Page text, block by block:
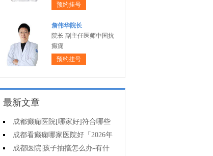
预约挂号
詹伟华院长
院长 副主任医师中国抗
癫痫
预约挂号
最新文章
成都癫痫医院[哪家好]符合哪些
条件可减药、停药?
成都看癫痫哪家医院好「2026年
度公布」孩子高烧不退当心变成癫
成都医院|孩子抽搐怎么办-有什